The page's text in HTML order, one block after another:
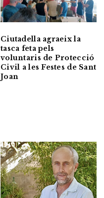
Ciutadella agraeix la
tasca feta pels
voluntaris de Protecció
Civil a les Festes de Sant
Joan